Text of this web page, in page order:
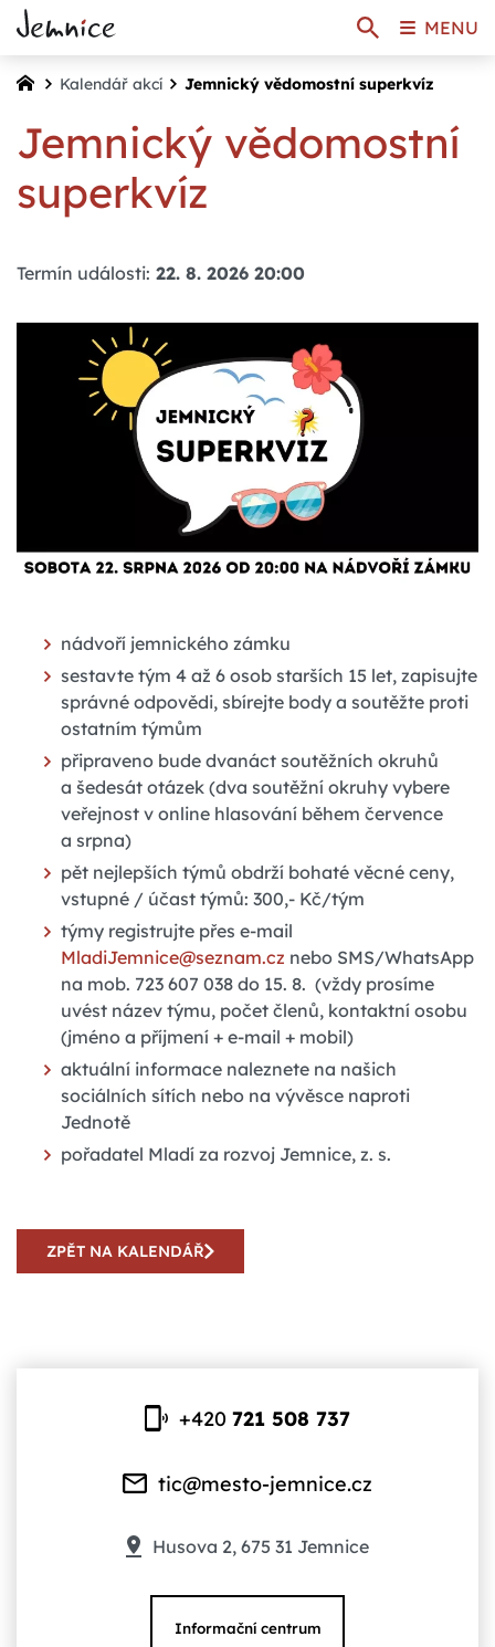
Kalendář akcí Jemnický vědomostní superkvíz
Jemnický vědomostní
superkvíz
Termín události: 22. 8. 2026 20:00
nádvoří jemnického zámku
sestavte tým 4 až 6 osob starších 15 let, zapisujte
správné odpovědi, sbírejte body a soutěžte proti
ostatním týmům
připraveno bude dvanáct soutěžních okruhů
a šedesát otázek (dva soutěžní okruhy vybere
veřejnost v online hlasování během července
a srpna)
pět nejlepších týmů obdrží bohaté věcné ceny,
vstupné / účast týmů: 300,- Kč/tým
týmy registrujte přes e-mail
MladiJemnice@seznam.cz nebo SMS/WhatsApp
na mob. 723 607 038 do 15. 8. (vždy prosíme
uvést název týmu, počet členů, kontaktní osobu
(jméno a příjmení + e-mail + mobil)
aktuální informace naleznete na našich
sociálních sítích nebo na vývěsce naproti
Jednotě
pořadatel Mladí za rozvoj Jemnice, z. s.
ZPĚT NA KALENDÁŘ
+420721 508 737
tic@mesto-jemnice.cz
Husova 2, 675 31 Jemnice
Informační centrum
MENU